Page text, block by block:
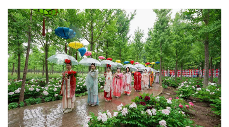
宣传思想文化人才
专题
资料库
+